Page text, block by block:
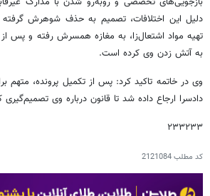
دلیل این اختلافات، تصمیم به حذف شوهرش
تهیه مواد اشتعال‌زا، به مغازه همسرش رفته و پس از
به آتش زدن وی کرده است.
وی در خاتمه تاکید کرد: پس از تکمیل پرونده، متهم
دادسرا ارجاع داده شد تا قانون درباره وی تصمیم‌گیری
۲۳۳۲۳۳
کد مطلب2121084